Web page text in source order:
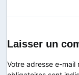
Laisser un
Votre adresse e-mail